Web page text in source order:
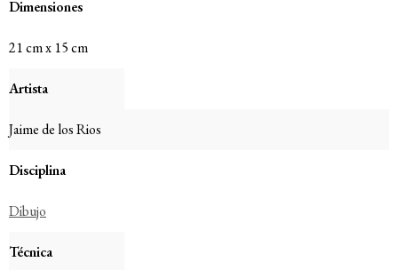
Dimensiones
21 cm x 15 cm
Artista
Jaime de los Rios
Disciplina
Dibujo
Técnica